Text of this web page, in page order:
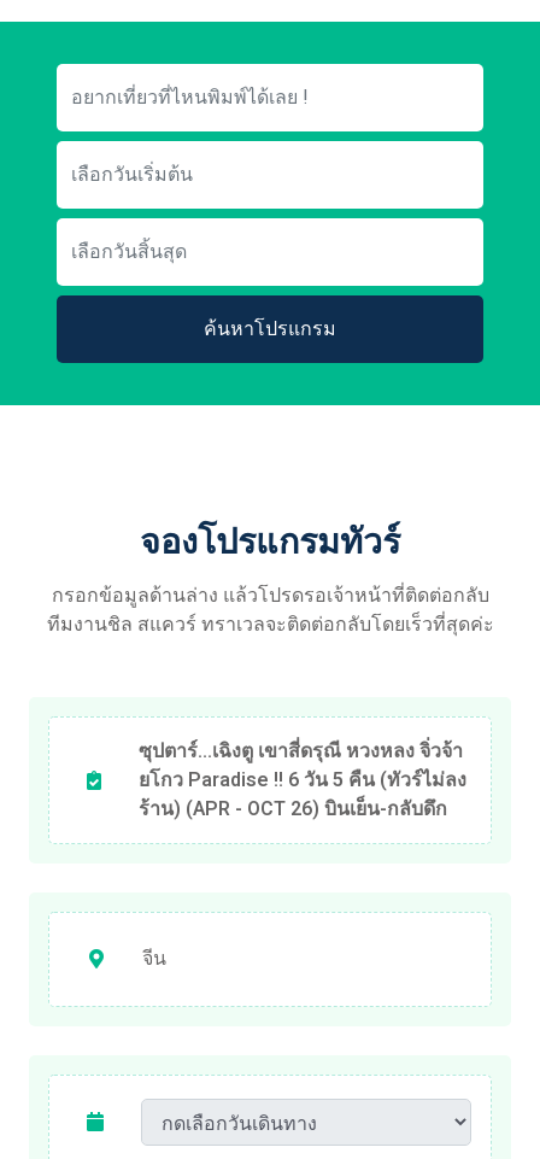
ค้นหาโปรแกรม
จองโปรแกรมทัวร์
กรอกข้อมูลด้านล่าง แล้วโปรดรอเจ้าหน้าที่ติดต่อกลับ
ทีมงานชิล สแควร์ ทราเวลจะติดต่อกลับโดยเร็วที่สุดค่ะ
ซุปตาร์...เฉิงตู เขาสี่ดรุณี หวงหลง จิ่วจ้า
ยโกว Paradise !! 6 วัน 5 คืน (ทัวร์ไม่ลง
ร้าน) (APR - OCT 26) บินเย็น-กลับดึก
จีน